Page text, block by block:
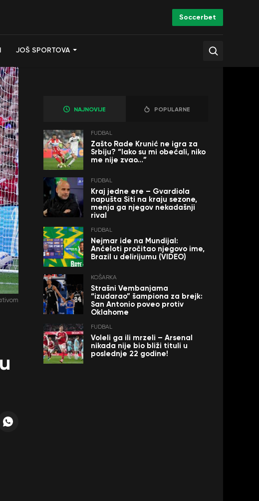
Soccerbet
JOŠ SPORTOVA
NAJNOVIJE POPULARNE
FUDBAL
Zašto Rade Krunić ne igra za
Srbiju? “Iako su mi obećali, niko
me nije zvao…”
FUDBAL
Kraj jedne ere – Gvardiola
napušta Siti na kraju sezone,
menja ga njegov nekadašnji
rival
FUDBAL
Nejmar ide na Mundijal:
Anćeloti pročitao njegovo ime,
Brazil u delirijumu (VIDEO)
KOŠARKA
Strašni Vembanjama
“izudarao” šampiona za brejk:
San Antonio poveo protiv
Oklahome
FUDBAL
Voleli ga ili mrzeli – Arsenal
nikada nije bio bliži tituli u
poslednje 22 godine!